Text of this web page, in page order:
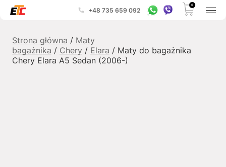
+48 735 659 092
0
Strona główna / Maty
bagażnika / Chery / Elara / Maty do bagażnika
Chery Elara A5 Sedan (2006-)